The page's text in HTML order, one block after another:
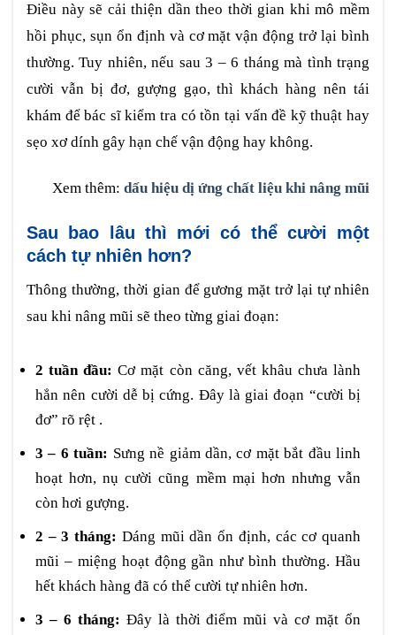
Điều này sẽ cải thiện dần theo thời gian khi mô mềm
hồi phục, sụn ổn định và cơ mặt vận động trở lại bình
thường. Tuy nhiên, nếu sau 3 – 6 tháng mà tình trạng
cười vẫn bị đơ, gượng gạo, thì khách hàng nên tái
khám để bác sĩ kiểm tra có tồn tại vấn đề kỹ thuật hay
sẹo xơ dính gây hạn chế vận động hay không.
Xem thêm: dấu hiệu dị ứng chất liệu khi nâng mũi
Sau bao lâu thì mới có thể cười một
cách tự nhiên hơn?
Thông thường, thời gian để gương mặt trở lại tự nhiên
sau khi nâng mũi sẽ theo từng giai đoạn:
2 tuần đầu: Cơ mặt còn căng, vết khâu chưa lành
hẳn nên cười dễ bị cứng. Đây là giai đoạn “cười bị
đơ” rõ rệt .
3 – 6 tuần: Sưng nề giảm dần, cơ mặt bắt đầu linh
hoạt hơn, nụ cười cũng mềm mại hơn nhưng vẫn
còn hơi gượng.
2 – 3 tháng: Dáng mũi dần ổn định, các cơ quanh
mũi – miệng hoạt động gần như bình thường. Hầu
hết khách hàng đã có thể cười tự nhiên hơn.
3 – 6 tháng: Đây là thời điểm mũi và cơ mặt ổn